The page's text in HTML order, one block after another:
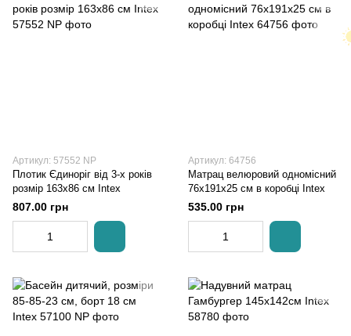
Артикул: 57552 NP
Плотик Єдиноріг від 3-х років
розмір 163х86 см Intex
807.00 грн
Артикул: 64756
Матрац велюровий одномісний
76х191х25 см в коробці Intex
535.00 грн